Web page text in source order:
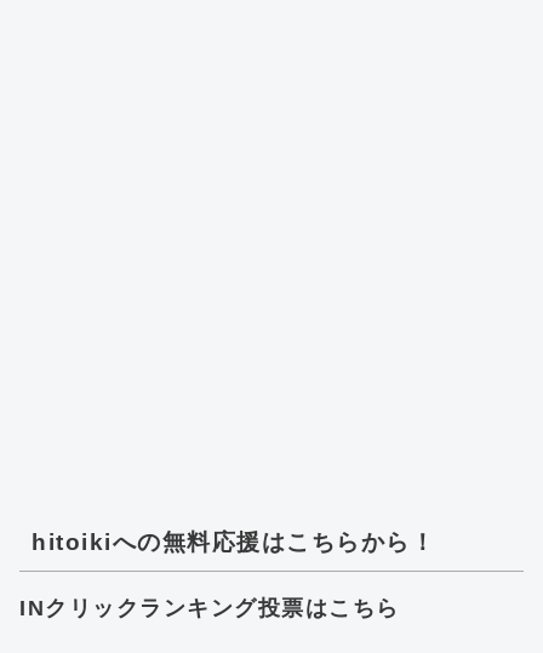
hitoikiへの無料応援はこちらから！
INクリックランキング投票はこちら